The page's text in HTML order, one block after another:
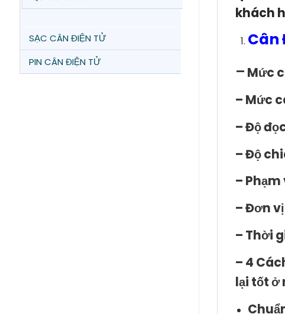
SẠC CÂN ĐIỆN TỬ
PIN CÂN ĐIỆN TỬ
khách
Cân
– Mức
– Mức
– Độ
– Độ
–
– Đơn
– Thời
– 4
lại tốt ở